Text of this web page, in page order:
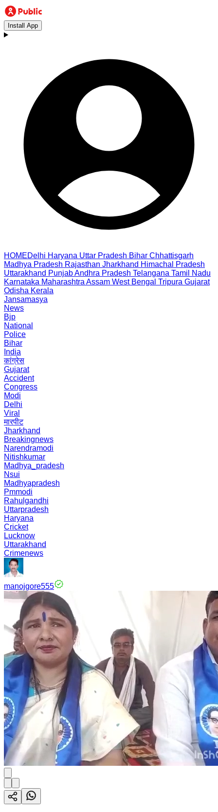
Install App
HOMEDelhi Haryana Uttar Pradesh Bihar Chhattisgarh
Madhya Pradesh Rajasthan Jharkhand Himachal Pradesh
Uttarakhand PunjabAndhra Pradesh Telangana Tamil Nadu
Karnataka Maharashtra Assam West Bengal Tripura Gujarat
Odisha Kerala
Jansamasya
News
Bjp
National
Police
Bihar
India
कांग्रेस
Gujarat
Accident
Congress
Modi
Delhi
Viral
मारपीट
Jharkhand
Breakingnews
Narendramodi
Nitishkumar
Madhya_pradesh
Nsui
Madhyapradesh
Pmmodi
Rahulgandhi
Uttarpradesh
Haryana
Cricket
Lucknow
Uttarakhand
Crimenews
manojgore555